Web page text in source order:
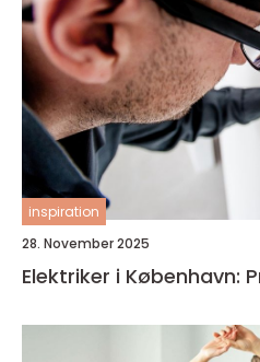
inspiration
28. November 2025
Elektriker i København: